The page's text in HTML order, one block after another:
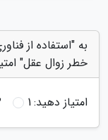
به "استفاده از
خطر زوال عقل"
امتیاز دهید:1